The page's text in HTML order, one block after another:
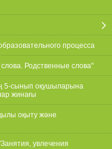
процесса
слова. Родственные слова"
5-сынып оқушыларына
жинағы
оқыту және
увлечения